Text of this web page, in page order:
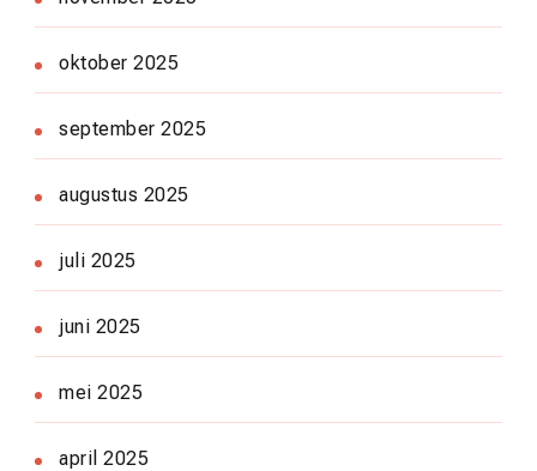
oktober 2025
september 2025
augustus 2025
juli 2025
juni 2025
mei 2025
april 2025